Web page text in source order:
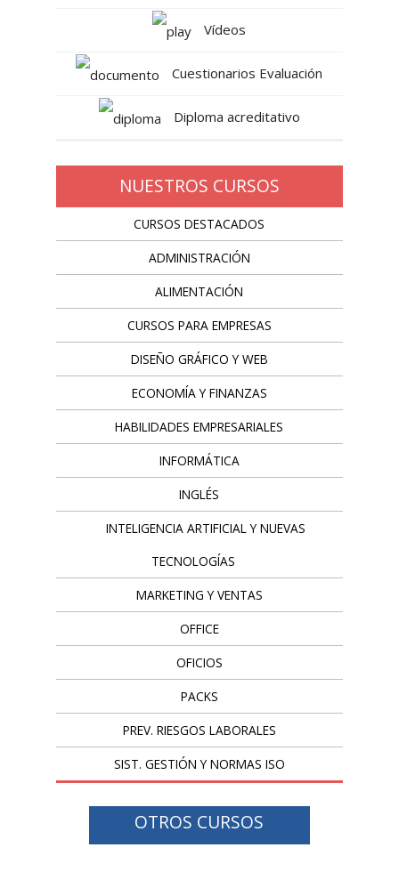
Vídeos
Cuestionarios Evaluación
Diploma acreditativo
NUESTROS CURSOS
CURSOS DESTACADOS
ADMINISTRACIÓN
ALIMENTACIÓN
CURSOS PARA EMPRESAS
DISEÑO GRÁFICO Y WEB
ECONOMÍA Y FINANZAS
HABILIDADES EMPRESARIALES
INFORMÁTICA
INGLÉS
INTELIGENCIA ARTIFICIAL Y NUEVAS
TECNOLOGÍAS
MARKETING Y VENTAS
OFFICE
OFICIOS
PACKS
PREV. RIESGOS LABORALES
SIST. GESTIÓN Y NORMAS ISO
OTROS CURSOS